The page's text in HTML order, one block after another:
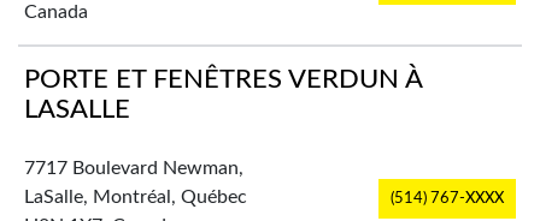
Canada
PORTE ET FENÊTRES VERDUN À
LASALLE
7717 Boulevard Newman,
LaSalle, Montréal, Québec
(514) 767-XXXX